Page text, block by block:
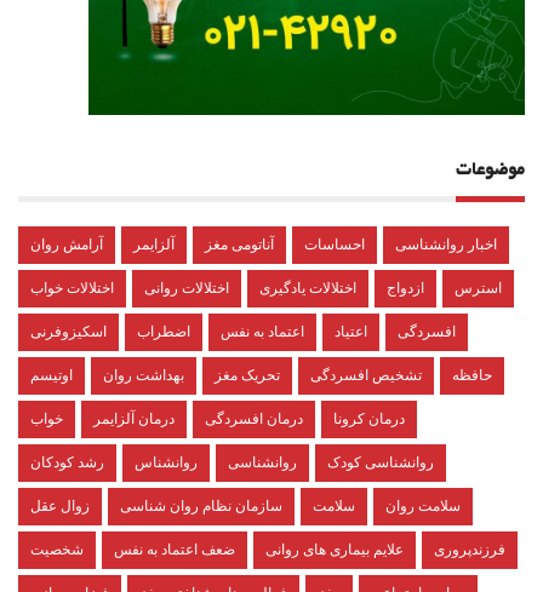
موضوعات
آرامش روان آلزایمر آناتومی مغز احساسات اخبار روانشناسی
اختلالات خواب اختلالات روانی اختلالات یادگیری ازدواج استرس
اسکیزوفرنی اضطراب اعتماد به نفس اعتیاد افسردگی
اوتیسم بهداشت روان تحریک مغز تشخیص افسردگی حافظه
خواب درمان آلزایمر درمان افسردگی درمان کرونا
رشد کودکان روانشناس روانشناسی روانشناسی کودک
زوال عقل سازمان نظام روان شناسی سلامت سلامت روان
شخصیت ضعف اعتماد به نفس علایم بیماری های روانی فرزندپروری